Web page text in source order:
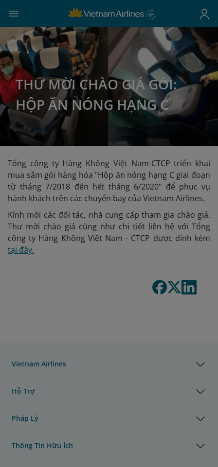
THƯ MỜI CHÀO GIÁ GÓI:
HỘP ĂN NÓNG HẠNG C
Tổng công ty Hàng Không Việt Nam-CTCP triển khai
mua sắm gói hàng hóa "Hộp ăn nóng hạng C giai đoạn
từ tháng 7/2018 đến hết tháng 6/2020" để phục vụ
hành khách trên các chuyến bay của Vietnam Airlines.
Kính mời các đối tác, nhà cung cấp tham gia chào giá.
Thư mời chào giá cũng như chi tiết liên hệ với Tổng
công ty Hàng Không Việt Nam - CTCP được đính kèm
tại đây.
Vietnam Airlines
Hỗ Trợ
Pháp Lý
Thông Tin Hữu Ích